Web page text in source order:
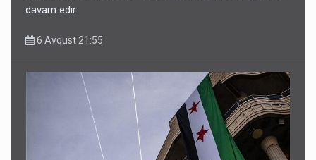
davam edir
6 Avqust 21:55